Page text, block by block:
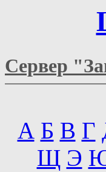
Сервер
А Б В Г
Щ Э